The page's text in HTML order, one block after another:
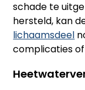
schade te
hersteld, kan
lichaamsdeel
complicaties